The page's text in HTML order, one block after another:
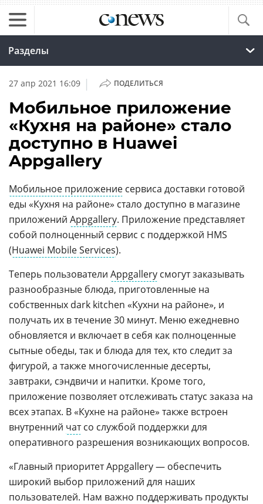
Разделы
27 апр 2021 16:09 | ПОДЕЛИТЬСЯ
Мобильное приложение
«Кухня на районе» стало
доступно в Huawei
Appgallery
Мобильное приложение сервиса доставки готовой
еды «Кухня на районе» стало доступно в магазине
приложений Appgallery. Приложение представляет
собой полноценный сервис с поддержкой HMS
(Huawei Mobile Services).
Теперь пользователи Appgallery смогут заказывать
разнообразные блюда, приготовленные на
собственных dark kitchen «Кухни на районе», и
получать их в течение 30 минут. Меню ежедневно
обновляется и включает в себя как полноценные
сытные обеды, так и блюда для тех, кто следит за
фигурой, а также многочисленные десерты,
завтраки, сэндвичи и напитки. Кроме того,
приложение позволяет отслеживать статус заказа на
всех этапах. В «Кухне на районе» также встроен
внутренний чатсо службой поддержки для
оперативного разрешения возникающих вопросов.
«Главный приоритет Appgallery — обеспечить
широкий выбор приложений для наших
пользователей. Нам важно поддерживать продукты